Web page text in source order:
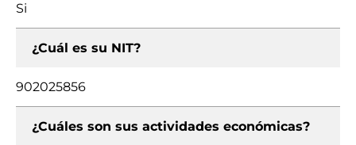
Si
¿Cuál es su NIT?
902025856
¿Cuáles son sus actividades económicas?